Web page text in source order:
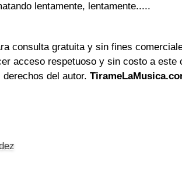
lentamente, lentamente.....
consulta gratuita y sin fines
acceso respetuoso y sin costo a este
del autor.